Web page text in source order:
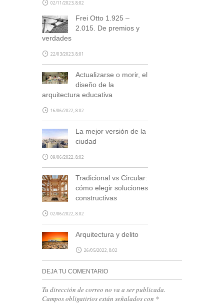
02/11/2023, 8:02
Frei Otto 1.925 –
2.015. De premios y
verdades
22/03/2023, 8:01
Actualizarse o morir, el
diseño de la
arquitectura educativa
16/06/2022, 8:02
La mejor versión de la
ciudad
09/06/2022, 8:02
Tradicional vs Circular:
cómo elegir soluciones
constructivas
02/06/2022, 8:02
Arquitectura y delito
26/05/2022, 8:02
DEJA TU COMENTARIO
Tu dirección de correo no va a ser publicada.
Campos obligatirios están señalados con *